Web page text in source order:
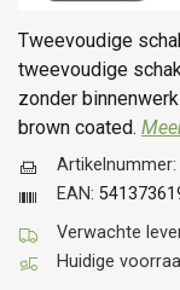
Tweevoudige
tweevoudige
zonder
brown coated.
Verwachte
Huidige
Artikelnummer:
EAN: